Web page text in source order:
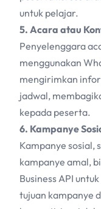
untuk pelajar.
5. Acara atau
Penyelenggara
menggunakan
mengirimkan
jadwal,
kepada peserta.
6. Kampanye
Kampanye sosial,
kampanye amal,
Business API
tujuan kampanye